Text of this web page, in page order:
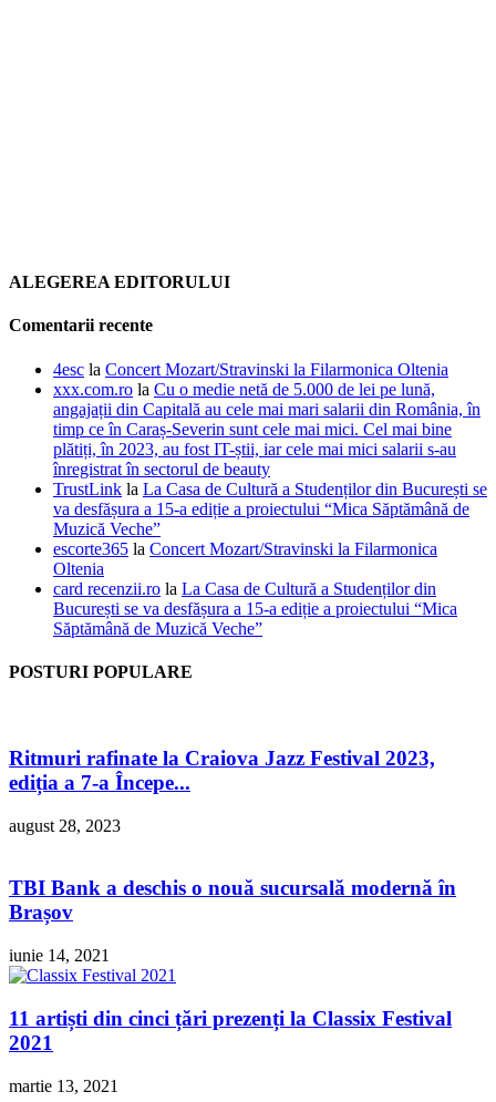
ALEGEREA EDITORULUI
Comentarii recente
4esc la Concert Mozart/Stravinski la Filarmonica Oltenia
xxx.com.ro la Cu o medie netă de 5.000 de lei pe lună,
angajații din Capitală au cele mai mari salarii din România, în
timp ce în Caraș-Severin sunt cele mai mici. Cel mai bine
plătiți, în 2023, au fost IT-știi, iar cele mai mici salarii s-au
înregistrat în sectorul de beauty
TrustLink la La Casa de Cultură a Studenților din București se
va desfășura a 15-a ediție a proiectului “Mica Săptămână de
Muzică Veche”
escorte365 la Concert Mozart/Stravinski la Filarmonica
Oltenia
card recenzii.ro la La Casa de Cultură a Studenților din
București se va desfășura a 15-a ediție a proiectului “Mica
Săptămână de Muzică Veche”
POSTURI POPULARE
Ritmuri rafinate la Craiova Jazz Festival 2023,
ediția a 7-a Începe...
august 28, 2023
TBI Bank a deschis o nouă sucursală modernă în
Brașov
iunie 14, 2021
11 artiști din cinci țări prezenți la Classix Festival
2021
martie 13, 2021